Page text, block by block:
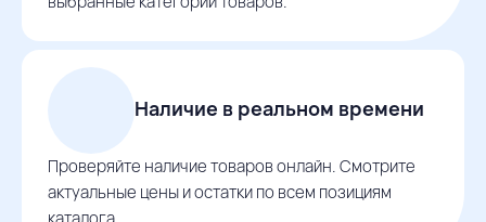
Наличие в реальном времени
Проверяйте наличие товаров онлайн. Смотрите
актуальные цены и остатки по всем позициям